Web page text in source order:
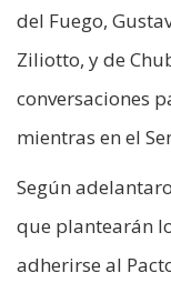
del Fuego,
Ziliotto, y de
conversaciones
mientras en el
Según
que plantearán
adherirse al